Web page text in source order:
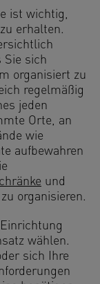
ist wichtig,
erhalten.
Sie sich
organisiert zu
regelmäßig
jeden
Orte, an
wie
aufbewahren
und
organisieren.
wählen.
sich Ihre